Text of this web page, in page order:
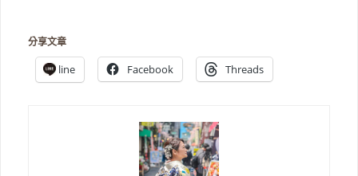
分享文章
line Facebook Threads